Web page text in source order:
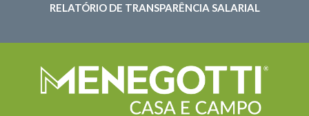
RELATÓRIO DE TRANSPARÊNCIA SALARIAL